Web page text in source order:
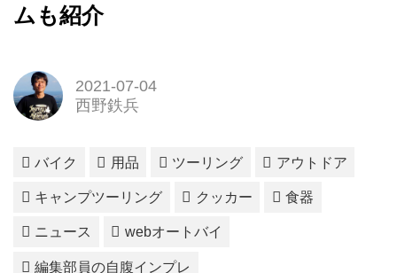
ムも紹介
2021-07-04
西野鉄兵
バイク 用品 ツーリング アウトドア
キャンプツーリング クッカー 食器
ニュース webオートバイ
編集部員の自腹インプレ